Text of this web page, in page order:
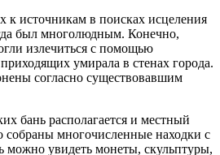
к источникам в поисках исцеления
был многолюдным. Конечно,
излечиться с помощью
умирала в стенах города.
согласно существовавшим
бань располагается и местный
собраны многочисленные находки с
можно увидеть монеты, скульптуры,